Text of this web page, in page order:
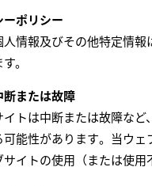
ーポリシー
人情報及びその他特定情
。
断または故障
イトは中断または故障な
可能性があります。当ウ
サイトの使用（または使用